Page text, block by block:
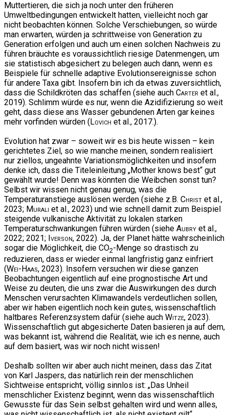
Muttertieren, die sich ja noch unter den früheren
Umweltbedingungen entwickelt hatten, vielleicht noch gar
nicht beobachten können. Solche Verschiebungen, so würde
man erwarten, würden ja schrittweise von Generation zu
Generation erfolgen und auch um einen solchen Nachweis zu
führen bräuchte es voraussichtlich riesige Datenmengen, um
sie statistisch abgesichert zu belegen auch dann, wenn es
Beispiele für schnelle adaptive Evolutionsereignisse schon
für andere Taxa gibt. Insofern bin ich da etwas zuversichtlich,
dass die Schildkröten das schaffen (siehe auch Carter et al.,
2019). Schlimm würde es nur, wenn die Azidifizierung so weit
geht, dass diese ans Wasser gebundenen Arten gar keines
mehr vorfinden würden (Lovich et al., 2017.).
Evolution hat zwar – soweit wir es bis heute wissen – kein
gerichtetes Ziel, so wie manche meinen, sondern realisiert
nur ziellos, ungeahnte Variationsmöglichkeiten und insofern
denke ich, dass die Titeleinleitung „Mother knows best“ gut
gewählt wurde! Denn was könnten die Weibchen sonst tun?
Selbst wir wissen nicht genau genug, was die
Temperaturanstiege auslösen werden (siehe z.B. Christ et al.,
2023; Murali et al., 2023) und wie schnell damit zum Beispiel
steigende vulkanische Aktivität zu lokalen starken
Temperaturschwankungen führen würden (siehe Aubry et al.,
2022; 2021; Iverson, 2022). Ja, der Planet hätte wahrscheinlich
sogar die Möglichkeit, die CO2-Menge so drastisch zu
reduzieren, dass er wieder einmal langfristig ganz einfriert
(Wei-Haas, 2023). Insofern versuchen wir diese ganzen
Beobachtungen eigentlich auf eine prognostische Art und
Weise zu deuten, die uns zwar die Auswirkungen des durch
Menschen verursachten Klimawandels verdeutlichen sollen,
aber wir haben eigentlich noch kein gutes, wissenschaftlich
haltbares Referenzsystem dafür (siehe auch Witze, 2023).
Wissenschaftlich gut abgesicherte Daten basieren ja auf dem,
was bekannt ist, während die Realität, wie ich es nenne, auch
auf dem basiert, was wir noch nicht wissen!
Deshalb sollten wir aber auch nicht meinen, dass das Zitat
von Karl Jaspers, das natürlich rein der menschlichen
Sichtweise entspricht, völlig sinnlos ist: „Das Unheil
menschlicher Existenz beginnt, wenn das wissenschaftlich
Gewusste für das Sein selbst gehalten wird und wenn alles,